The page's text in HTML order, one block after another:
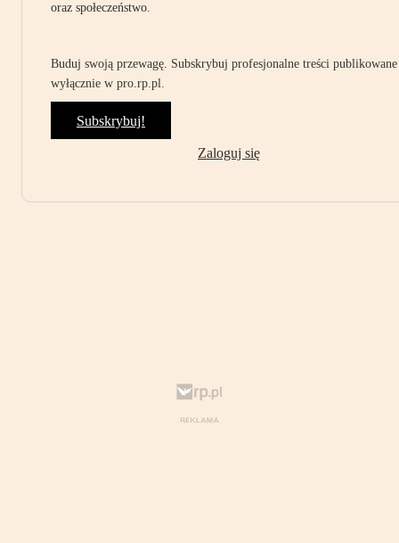
oraz społeczeństwo.
Buduj swoją przewagę. Subskrybuj profesjonalne treści publikowane
wyłącznie w pro.rp.pl.
Subskrybuj!
Zaloguj się